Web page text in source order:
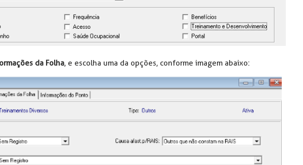
da Folha, e escolha uma da opções, conforme imagem abaixo: